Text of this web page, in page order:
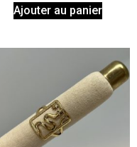
Ajouter au panier